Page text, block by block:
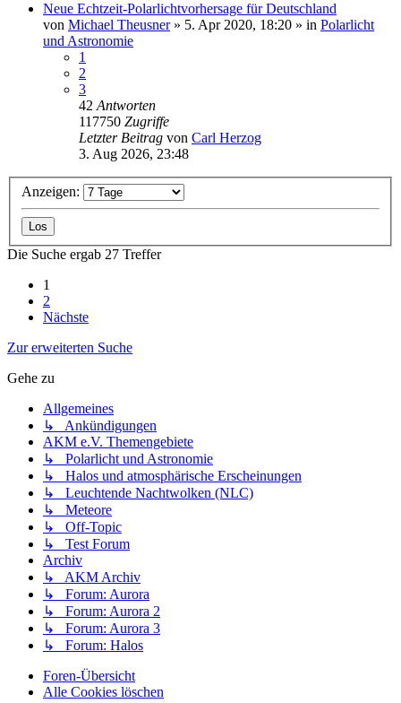
Neue Echtzeit-Polarlichtvorhersage für Deutschland
von Michael Theusner» 5. Apr 2020, 18:20 » in Polarlicht
und Astronomie
1
2
3
42 Antworten
117750 Zugriffe
Letzter Beitrag von Carl Herzog
3. Aug 2026, 23:48
Anzeigen:
Die Suche ergab 27 Treffer
1
2
Nächste
Zur erweiterten Suche
Gehe zu
Allgemeines
↳ Ankündigungen
AKM e.V. Themengebiete
↳ Polarlicht und Astronomie
↳ Halos und atmosphärische Erscheinungen
↳ Leuchtende Nachtwolken (NLC)
↳ Meteore
↳ Off-Topic
↳ Test Forum
Archiv
↳ AKM Archiv
↳ Forum: Aurora
↳ Forum: Aurora 2
↳ Forum: Aurora 3
↳ Forum: Halos
Foren-Übersicht
Alle Cookies löschen